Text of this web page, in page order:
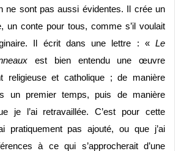
ne sont pas aussi évidentes. Il crée un
un conte pour tous, comme s’il voulait
Il écrit dans une lettre : «Le
est bien entendu une œuvre
religieuse et catholique ; de manière
un premier temps, puis de manière
je l’ai retravaillée. C’est pour cette
pratiquement pas ajouté, ou que j’ai
à ce qui s’approcherait d’une